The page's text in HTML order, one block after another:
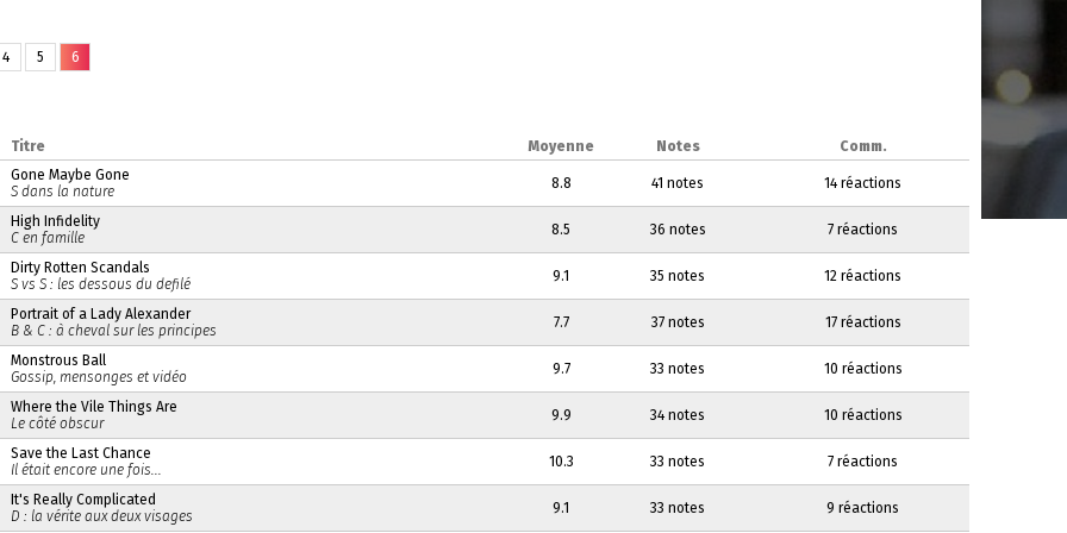
4 5 6
Titre Moyenne Notes
Comm.
Gone Maybe Gone
S dans la nature
8.8 41 notes 14 réactions
High Infidelity
C en famille
8.5 36 notes 7 réactions
Dirty Rotten Scandals
S vs S : les dessous du defilé
9.1 35 notes 12 réactions
Portrait of a Lady Alexander
B & C : à cheval sur les principes
7.7 37 notes 17 réactions
Monstrous Ball
Gossip, mensonges et vidéo
9.7 33 notes 10 réactions
Where the Vile Things Are
Le côté obscur
9.9 34 notes 10 réactions
Save the Last Chance
Il était encore une fois...
10.3 33 notes 7 réactions
It's Really Complicated
D : la vérite aux deux visages
9.1 33 notes 9 réactions